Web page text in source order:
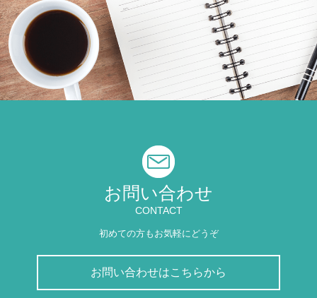
お問い合わせ
CONTACT
初めての方もお気軽にどうぞ
お問い合わせはこちらから